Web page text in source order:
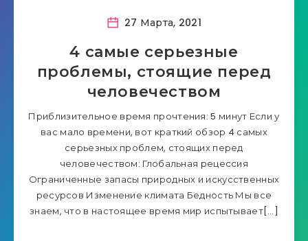
27 Марта, 2021
4 самые серьезные
проблемы, стоящие перед
человечеством
Приблизительное время прочтения: 5 минут Если у
вас мало времени, вот краткий обзор 4 самых
серьезных проблем, стоящих перед
человечеством: Глобальная рецессия
Ограниченные запасы природных и искусственных
ресурсов Изменение климата Бедность Мы все
знаем, что в настоящее время мир испытывает[…]